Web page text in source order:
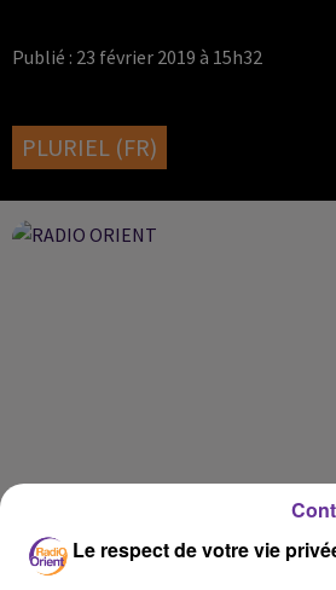
Publié : 23 février 2019 à 15h32
PLURIEL (FR)
Le respect de votre vie